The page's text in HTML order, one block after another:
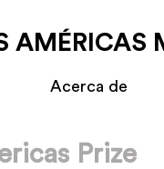
AMÉRICAS
Acerca de
Prize